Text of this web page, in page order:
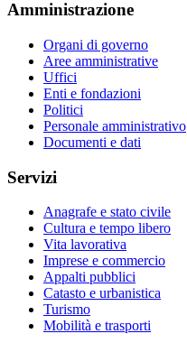
Amministrazione
Organi di governo
Aree amministrative
Uffici
Enti e fondazioni
Politici
Personale amministrativo
Documenti e dati
Servizi
Anagrafe e stato civile
Cultura e tempo libero
Vita lavorativa
Imprese e commercio
Appalti pubblici
Catasto e urbanistica
Turismo
Mobilità e trasporti